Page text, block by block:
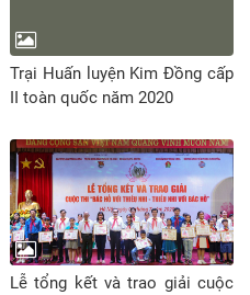
Trại Huấn luyện Kim Đồng cấp
II toàn quốc năm 2020
Lễ tổng kết và trao giải cuộc